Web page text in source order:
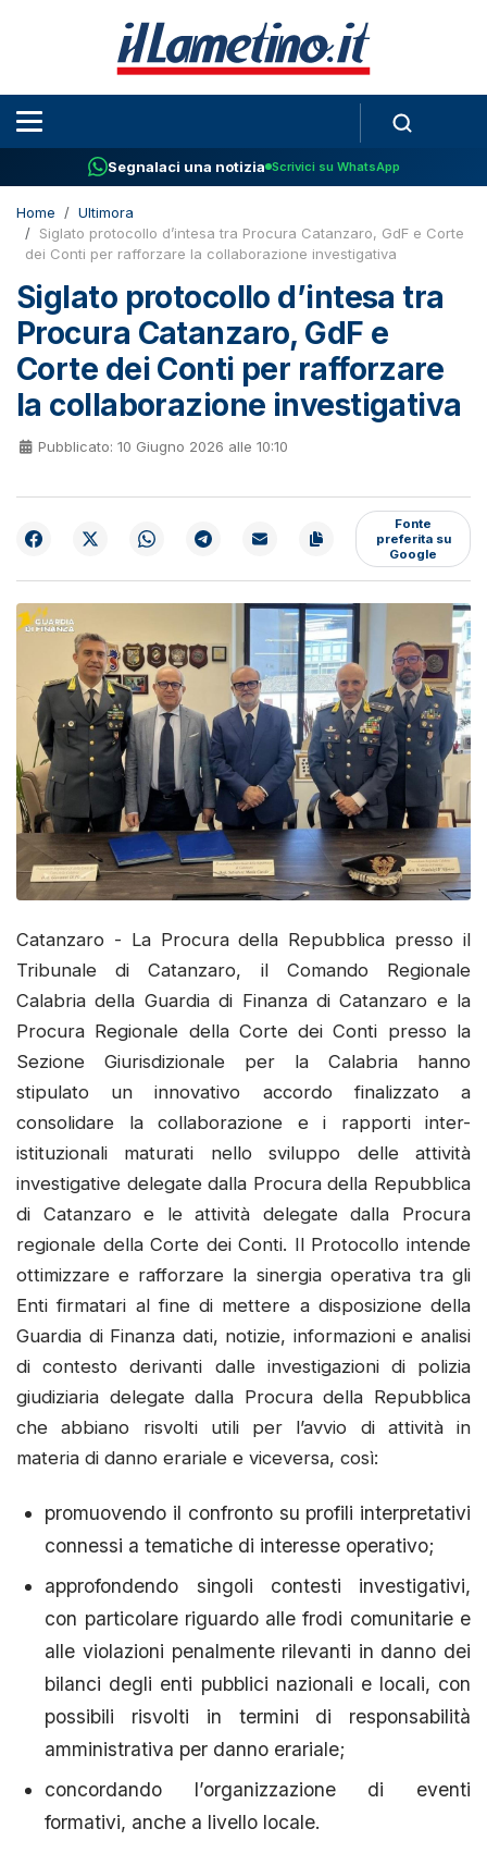
Segnalaci una notizia Scrivici su WhatsApp
Home
Ultimora
Siglato protocollo d’intesa tra Procura Catanzaro, GdF e Corte
dei Conti per rafforzare la collaborazione investigativa
Siglato protocollo d’intesa tra
Procura Catanzaro, GdF e
Corte dei Conti per rafforzare
la collaborazione investigativa
Pubblicato: 10 Giugno 2026 alle 10:10
Fonte
preferita su
Google
Catanzaro - La Procura della Repubblica presso il
Tribunale di Catanzaro, il Comando Regionale
Calabria della Guardia di Finanza di Catanzaro e la
Procura Regionale della Corte dei Conti presso la
Sezione Giurisdizionale per la Calabria hanno
stipulato un innovativo accordo finalizzato a
consolidare la collaborazione e i rapporti inter-
istituzionali maturati nello sviluppo delle attività
investigative delegate dalla Procura della Repubblica
di Catanzaro e le attività delegate dalla Procura
regionale della Corte dei Conti. Il Protocollo intende
ottimizzare e rafforzare la sinergia operativa tra gli
Enti firmatari al fine di mettere a disposizione della
Guardia di Finanza dati, notizie, informazioni e analisi
di contesto derivanti dalle investigazioni di polizia
giudiziaria delegate dalla Procura della Repubblica
che abbiano risvolti utili per l’avvio di attività in
materia di danno erariale e viceversa, così:
promuovendo il confronto su profili interpretativi
connessi a tematiche di interesse operativo;
approfondendo singoli contesti investigativi,
con particolare riguardo alle frodi comunitarie e
alle violazioni penalmente rilevanti in danno dei
bilanci degli enti pubblici nazionali e locali, con
possibili risvolti in termini di responsabilità
amministrativa per danno erariale;
concordando l’organizzazione di eventi
formativi, anche a livello locale.